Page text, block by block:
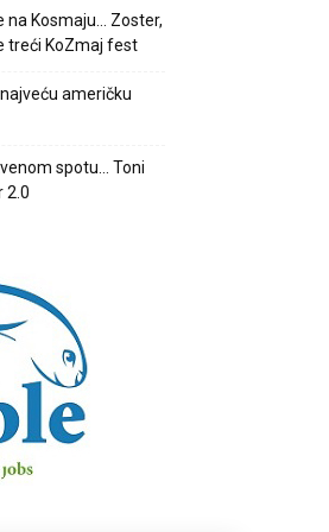
na Kosmaju… Zoster,
treći KoZmaj fest
američku
spotu… Toni
2.0